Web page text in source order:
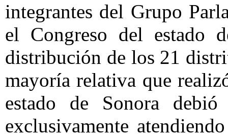
integrantes del Grupo
el Congreso del estado
distribución de los 21
mayoría relativa que
estado de Sonora debió
exclusivamente